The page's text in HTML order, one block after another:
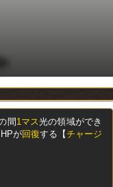
間 1マス光の領域ができ
が回復する【チャージ